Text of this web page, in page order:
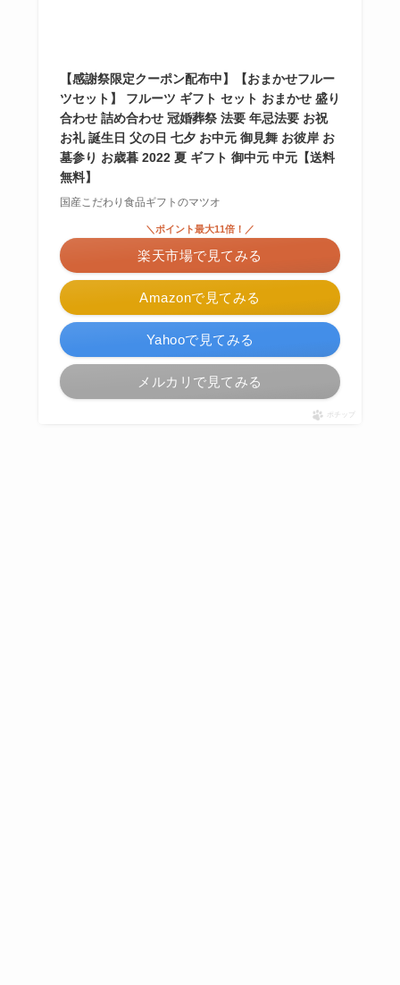
【感謝祭限定クーポン配布中】【おまかせフルー
ツセット】 フルーツ ギフト セット おまかせ 盛り
合わせ 詰め合わせ 冠婚葬祭 法要 年忌法要 お祝
お礼 誕生日 父の日 七夕 お中元 御見舞 お彼岸 お
墓参り お歳暮 2022 夏 ギフト 御中元 中元【送料
無料】
国産こだわり食品ギフトのマツオ
Amazonで見てみる
＼ポイント最大11倍！／
楽天市場で見てみる
Yahooで見てみる
メルカリで見てみる
ポチップ